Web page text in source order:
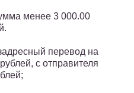
менее 3 000.00
перевод на
с отправителя